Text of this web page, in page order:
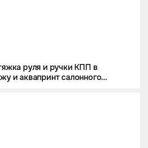
руля и ручки КПП в
и аквапринт салонного